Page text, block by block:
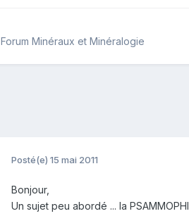
Forum Minéraux et Minéralogie
Posté(e) 15 mai 2011
Bonjour,
Un sujet peu abordé ... la